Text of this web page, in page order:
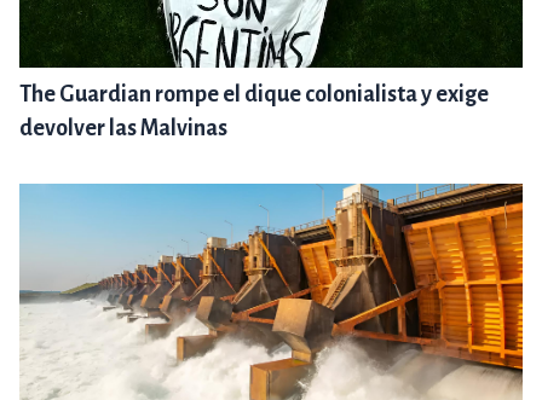
The Guardian rompe el dique colonialista y exige
devolver las Malvinas